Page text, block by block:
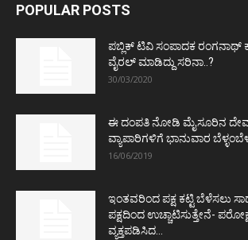
POPULAR POSTS
ಪಬ್ಲಿಕ್ ಟಿವಿ ಸಂಪಾದಕ
ವೈರಲ್ ಮಾಡಿದ್ದು ಸರಿನಾ..?
30/03/2020
ಈ ದಂಪತಿ ನೋಡಿ ಮೈಸೂರಿನ
ವ್ಯಾಪಾರಿಗಳಿಗೆ ಭಾನುವಾರ
16/06/2019
ಇಂತವರಿಂದ ಪಕ್ಷ ಕಟ್ಟಿ ಬೆಳೆಸಲು
ಪಕ್ಷದಿಂದ ಉಚ್ಚಾಟಿಸುತ್ತೇನೆ-
ವ್ಯಕ್ತಪಡಿಸಿದ...